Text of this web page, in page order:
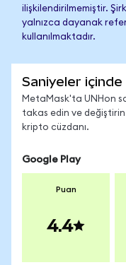
ilişkilendirilmemiştir.
yalnızca dayanak
kullanılmaktadır.
Saniyeler içinde
MetaMask'ta UNHon
takas edin ve
kripto cüzdanı.
Google Play
Puan
4.4